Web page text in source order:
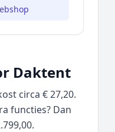
Daktent
circa € 27,20.
functies? Dan